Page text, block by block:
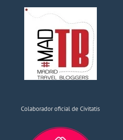
Colaborador oficial de Civitatis